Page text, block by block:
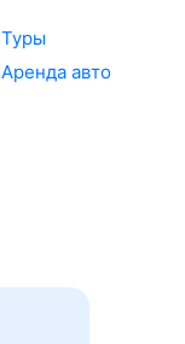
Туры
Аренда авто